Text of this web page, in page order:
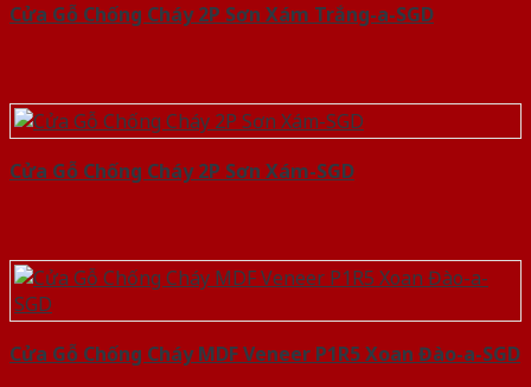
Cửa Gỗ Chống Cháy 2P Sơn Xám Trắng-a-SGD
Cửa Gỗ Chống Cháy 2P Sơn Xám-SGD
Cửa Gỗ Chống Cháy MDF Veneer P1R5 Xoan Đào-a-SGD